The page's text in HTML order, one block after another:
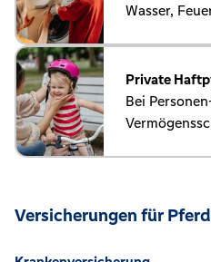
Wasser,
Private
Bei
Versicherungen für